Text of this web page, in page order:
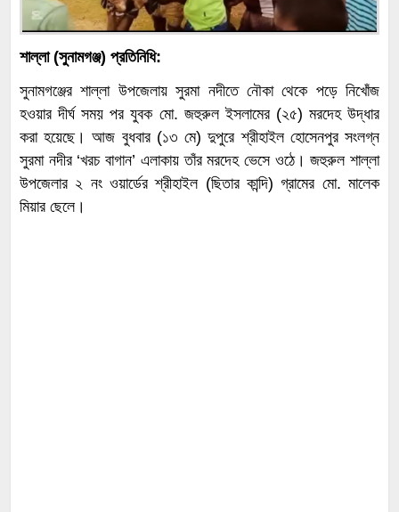
শাল্লা (সুনামগঞ্জ) প্রতিনিধি:
সুনামগঞ্জের শাল্লা উপজেলায় সুরমা নদীতে নৌকা থেকে পড়ে নিখোঁজ
হওয়ার দীর্ঘ সময় পর যুবক মো. জহুরুল ইসলামের (২৫) মরদেহ উদ্ধার
করা হয়েছে। আজ বুধবার (১৩ মে) দুপুরে শ্রীহাইল হোসেনপুর সংলগ্ন
সুরমা নদীর ‘খরচ বাগান’ এলাকায় তাঁর মরদেহ ভেসে ওঠে। জহুরুল শাল্লা
উপজেলার ২ নং ওয়ার্ডের শ্রীহাইল (ছিতার কান্দি) গ্রামের মো. মালেক
মিয়ার ছেলে।